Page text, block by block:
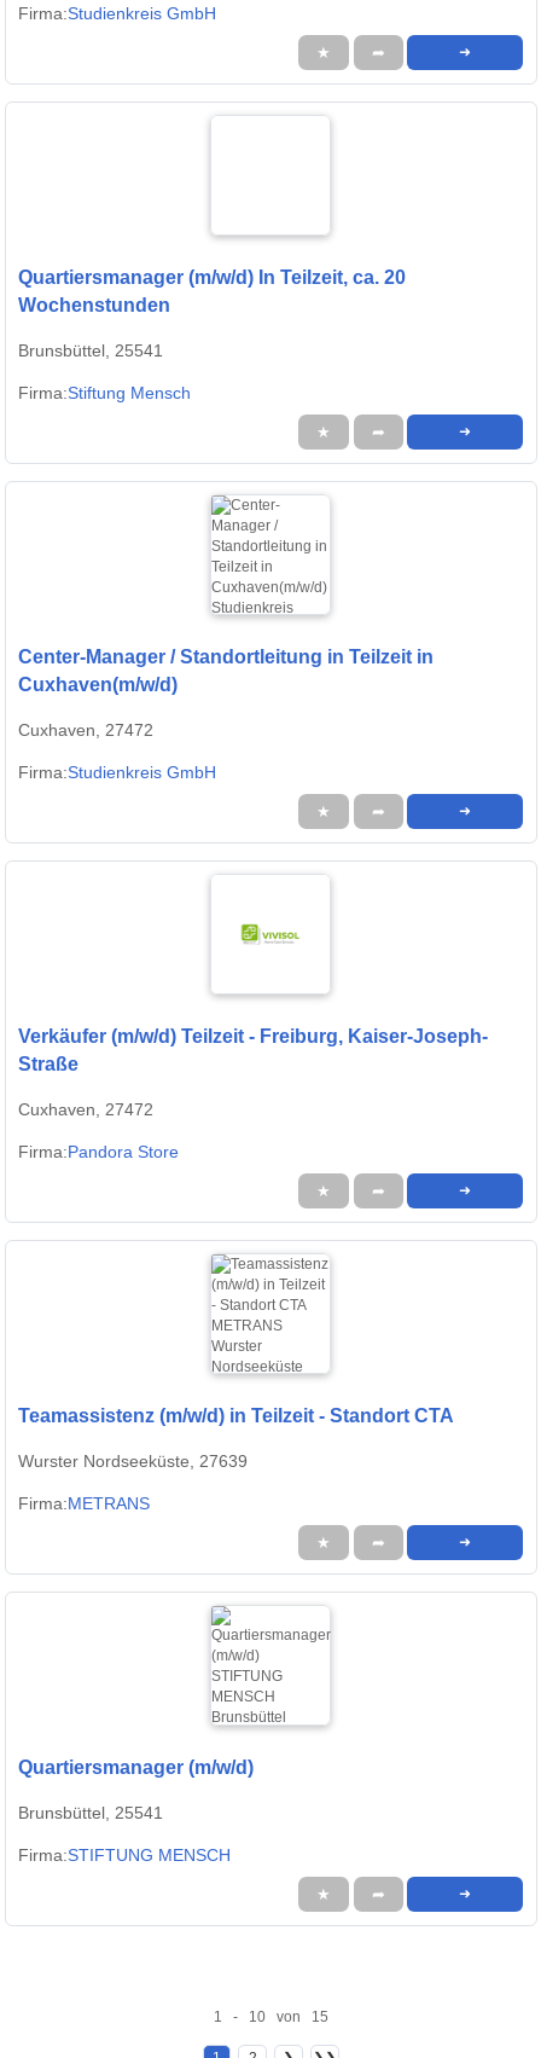
Firma:Studienkreis GmbH
★ ➦ ➜
Quartiersmanager (m/w/d) In Teilzeit, ca. 20
Wochenstunden
Brunsbüttel, 25541
Firma:Stiftung Mensch
★ ➦ ➜
Center-Manager / Standortleitung in Teilzeit in
Cuxhaven(m/w/d)
Cuxhaven, 27472
Firma:Studienkreis GmbH
★ ➦ ➜
Verkäufer (m/w/d) Teilzeit - Freiburg, Kaiser-Joseph-
Straße
Cuxhaven, 27472
Firma:Pandora Store
★ ➦ ➜
Teamassistenz (m/w/d) in Teilzeit - Standort CTA
Wurster Nordseeküste, 27639
Firma:METRANS
★ ➦ ➜
Quartiersmanager (m/w/d)
Brunsbüttel, 25541
Firma:STIFTUNG MENSCH
★ ➦ ➜
1 - 10 von 15